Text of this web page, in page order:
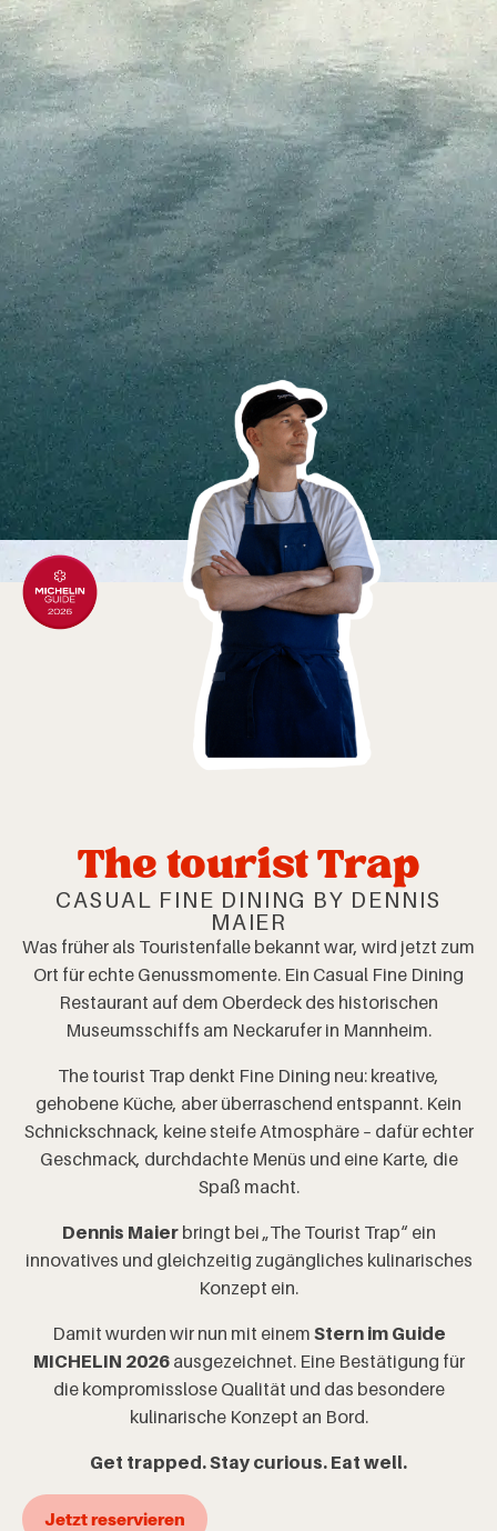
The tourist Trap
CASUAL FINE DINING BY DENNIS
MAIER
Was früher als Touristenfalle bekannt war, wird jetzt zum
Ort für echte Genussmomente. Ein Casual Fine Dining
Restaurant auf dem Oberdeck des historischen
Museumsschiffs am Neckarufer in Mannheim.
The tourist Trap denkt Fine Dining neu: kreative,
gehobene Küche, aber überraschend entspannt. Kein
Schnickschnack, keine steife Atmosphäre – dafür echter
Geschmack, durchdachte Menüs und eine Karte, die
Spaß macht.
Dennis Maierbringt bei „The Tourist Trap“ ein
innovatives und gleichzeitig zugängliches kulinarisches
Konzept ein.
Damit wurden wir nun mit einem Stern im Guide
MICHELIN 2026ausgezeichnet. Eine Bestätigung für
die kompromisslose Qualität und das besondere
kulinarische Konzept an Bord.
Get trapped. Stay curious. Eat well.
Jetzt reservieren